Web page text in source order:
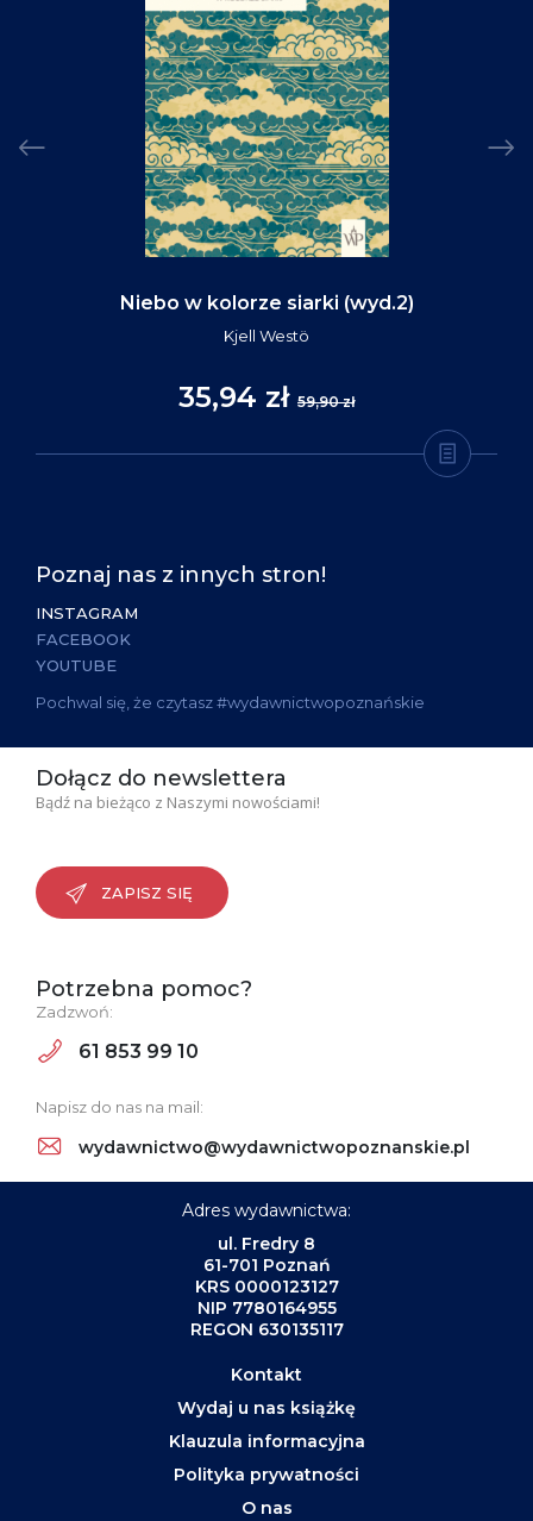
Niebo w kolorze siarki (wyd.2)
Kjell Westö
35,94 zł 59,90 zł
Poznaj nas z innych stron!
INSTAGRAM
FACEBOOK
YOUTUBE
Pochwal się, że czytasz #wydawnictwopoznańskie
Dołącz do newslettera
Bądź na bieżąco z Naszymi nowościami!
ZAPISZ SIĘ
Potrzebna pomoc?
Zadzwoń:
61 853 99 10
Napisz do nas na mail:
wydawnictwo@wydawnictwopoznanskie.pl
Adres wydawnictwa:
ul. Fredry 8
61-701 Poznań
KRS 0000123127
NIP 7780164955
REGON 630135117
Kontakt
Wydaj u nas książkę
Klauzula informacyjna
Polityka prywatności
O nas